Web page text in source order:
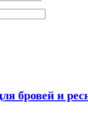
бровей и